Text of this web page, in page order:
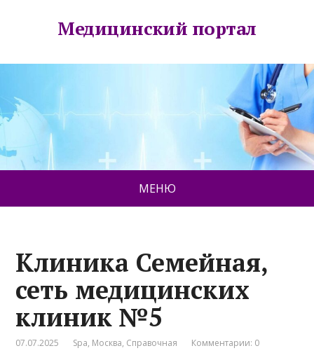
Медицинский портал
МЕНЮ
Клиника Семейная,
сеть медицинских
клиник №5
07.07.2025 Spa, Москва, Справочная Комментарии: 0